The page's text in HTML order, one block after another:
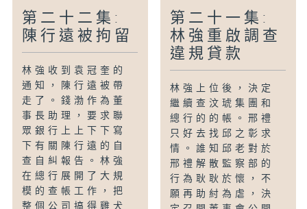
第二十二集:
陳行遠被拘留
林強收到袁冠奎的
通知，陳行遠被帶
走了。錢渤作為董
事長助理，要求聯
眾銀行上上下下寫
下有關陳行遠的自
查自糾報告。林強
在總行展開了大規
模的查帳工作，把
整個公司搞得雞犬
第二十一集:
林強重啟調查
違規貸款
林強上位後，決定
繼續查汶琥集團和
總行的的帳。邢禮
只好去找邱之彰求
情。誰知邱老對於
邢禮解散監察部的
行為耿耿於懷，不
願再助紂為虐，決